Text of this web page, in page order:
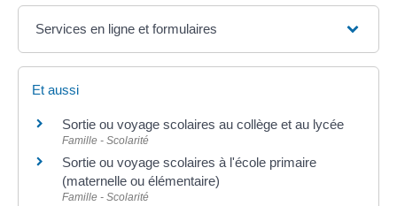
Services en ligne et formulaires
Et aussi
Sortie ou voyage scolaires au collège et au lycée
Famille - Scolarité
Sortie ou voyage scolaires à l'école primaire
(maternelle ou élémentaire)
Famille - Scolarité